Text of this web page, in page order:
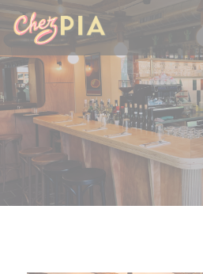
クッキー利用の管理について